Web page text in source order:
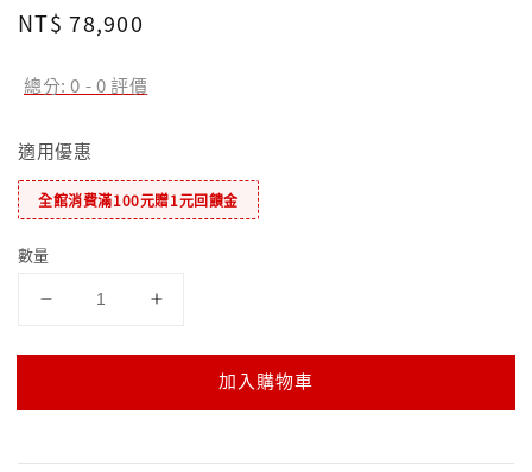
Regular
NT$ 78,900
總分:0 -0評價
適用優惠
全館消費滿100元贈1元回饋金
數量
加入購物車